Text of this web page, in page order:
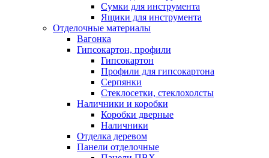
Сумки для инструмента
Ящики для инструмента
Отделочные материалы
Вагонка
Гипсокартон, профили
Гипсокартон
Профили для гипсокартона
Серпянки
Стеклосетки, стеклохолсты
Наличники и коробки
Коробки дверные
Наличники
Отделка деревом
Панели отделочные